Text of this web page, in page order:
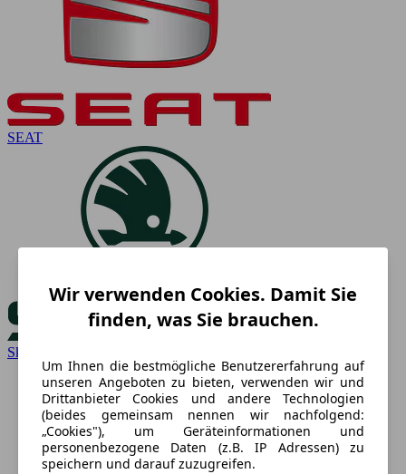
SEAT
Skoda
Wir verwenden Cookies. Damit Sie
finden, was Sie brauchen.
Um Ihnen die bestmögliche Benutzererfahrung auf
unseren Angeboten zu bieten, verwenden wir und
Drittanbieter Cookies und andere Technologien
(beides gemeinsam nennen wir nachfolgend:
„Cookies"), um Geräteinformationen und
personenbezogene Daten (z.B. IP Adressen) zu
speichern und darauf zuzugreifen.